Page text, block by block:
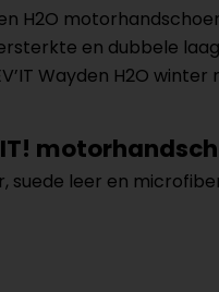
H2O
en dubbele
Wayden H2O
suede leer en